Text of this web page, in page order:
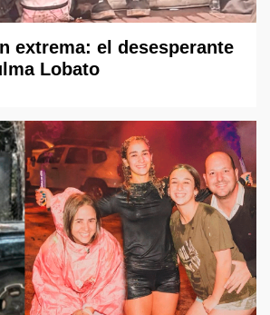
extrema: el desesperante
Lobato